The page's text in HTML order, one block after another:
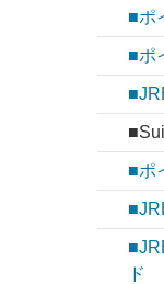
■ポ
■ポ
■ポ
ド